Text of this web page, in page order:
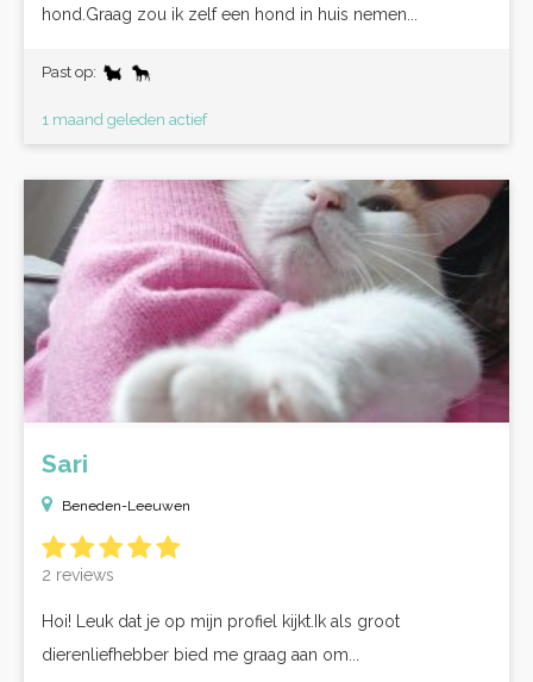
hond.Graag zou ik zelf een hond in huis nemen...
Past op:
1 maand geleden actief
Sari
Beneden-Leeuwen
2 reviews
Hoi! Leuk dat je op mijn profiel kijkt.Ik als groot
dierenliefhebber bied me graag aan om...